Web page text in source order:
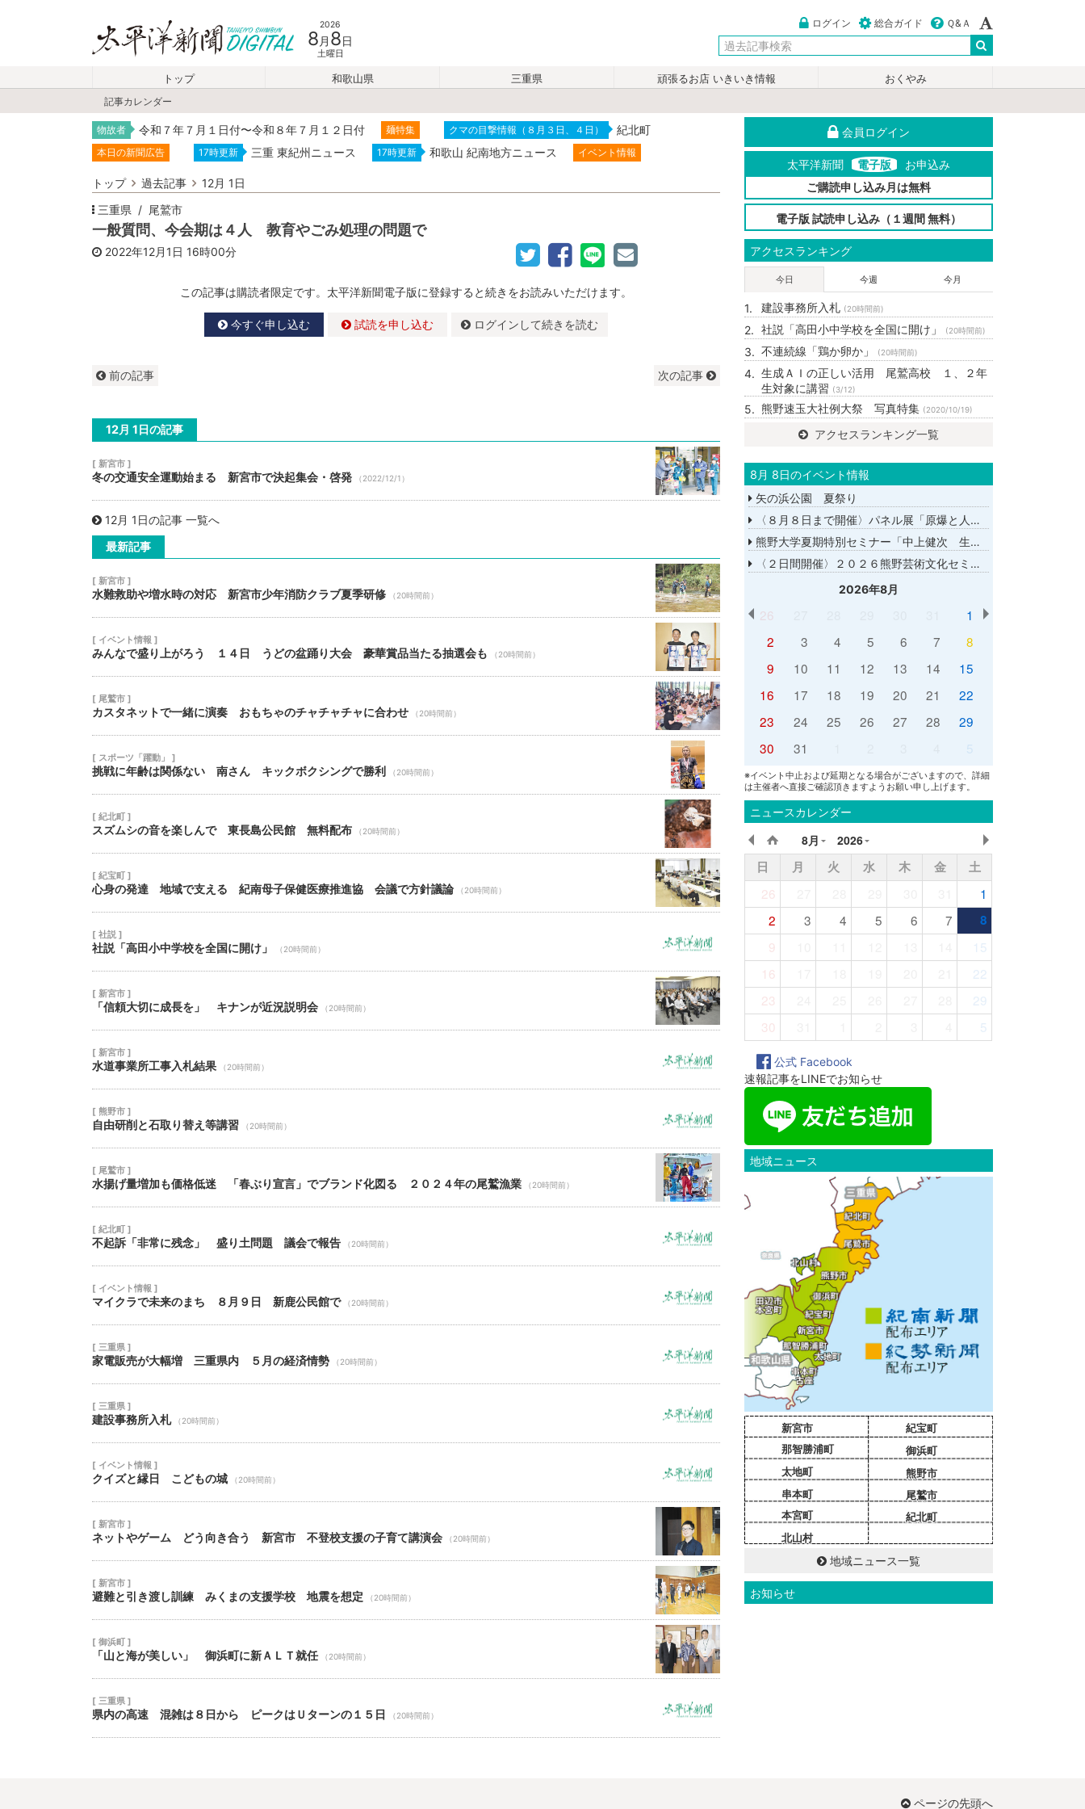
2026
8 月 8日
土曜日
ログイン 総合ガイド Ｑ&Ａ
トップ 和歌山県 三重県 頑張るお店 いきいき情報
おくやみ
記事カレンダー
物故者 令和７年７月１日付〜令和８年７月１２日付 麺特集 クマの目撃情報（８月３日、４日） 紀北町
本日の新聞広告 17時更新 三重 東紀州ニュース 17時更新 和歌山 紀南地方ニュース イベント情報
トップ 過去記事
12月 1日
三重県
尾鷲市
一般質問、今会期は４人 教育やごみ処理の問題で
2022年12月1日 16時00分
この記事は購読者限定です。太平洋新聞電子版に登録すると続きをお読みいただけます。
今すぐ申し込む 試読を申し込む ログインして続きを読む
前の記事 次の記事
12月 1日の記事
[ 新宮市 ]
冬の交通安全運動始まる 新宮市で決起集会・啓発 （2022/12/1）
12月 1日の記事 一覧へ
最新記事
[ 新宮市 ]
水難救助や増水時の対応 新宮市少年消防クラブ夏季研修 （20時間前）
[ イベント情報 ]
みんなで盛り上がろう １４日 うどの盆踊り大会 豪華賞品当たる抽選会も （20時間前）
[ 尾鷲市 ]
カスタネットで一緒に演奏 おもちゃのチャチャチャに合わせ （20時間前）
[ スポーツ「躍動」 ]
挑戦に年齢は関係ない 南さん キックボクシングで勝利 （20時間前）
[ 紀北町 ]
スズムシの音を楽しんで 東長島公民館 無料配布 （20時間前）
[ 紀宝町 ]
心身の発達 地域で支える 紀南母子保健医療推進協 会議で方針議論 （20時間前）
[ 社説 ]
社説「高田小中学校を全国に開け」 （20時間前）
[ 新宮市 ]
「信頼大切に成長を」 キナンが近況説明会 （20時間前）
[ 新宮市 ]
水道事業所工事入札結果 （20時間前）
[ 熊野市 ]
自由研削と石取り替え等講習 （20時間前）
[ 尾鷲市 ]
水揚げ量増加も価格低迷 「春ぶり宣言」でブランド化図る ２０２４年の尾鷲漁業 （20時間前）
[ 紀北町 ]
不起訴「非常に残念」 盛り土問題 議会で報告 （20時間前）
[ イベント情報 ]
マイクラで未来のまち ８月９日 新鹿公民館で （20時間前）
[ 三重県 ]
家電販売が大幅増 三重県内 ５月の経済情勢 （20時間前）
[ 三重県 ]
建設事務所入札 （20時間前）
[ イベント情報 ]
クイズと縁日 こどもの城 （20時間前）
[ 新宮市 ]
ネットやゲーム どう向き合う 新宮市 不登校支援の子育て講演会 （20時間前）
[ 新宮市 ]
避難と引き渡し訓練 みくまの支援学校 地震を想定 （20時間前）
[ 御浜町 ]
「山と海が美しい」 御浜町に新ＡＬＴ就任 （20時間前）
[ 三重県 ]
県内の高速 混雑は８日から ピークはＵターンの１５日 （20時間前）
会員ログイン
太平洋新聞 電子版
お申込み
ご購読申し込み月は無料
電子版 試読申し込み（１週間 無料）
アクセスランキング
今日 今週 今月
建設事務所入札 (20時間前)
社説「高田小中学校を全国に開け」 (20時間前)
不連続線「鶏か卵か」 (20時間前)
生成ＡＩの正しい活用 尾鷲高校 １、２年
生対象に講習 (3/12)
熊野速玉大社例大祭 写真特集 (2020/10/19)
アクセスランキング一覧
8月 8日のイベント情報
矢の浜公園 夏祭り
〈８月８日まで開催〉パネル展「原爆と人間展」
熊野大学夏期特別セミナー「中上健次 生誕８０年－時代へのまなざし－」
〈２日間開催〉２０２６熊野芸術文化セミナー
2026年8月
26
1
2
3 4 5 6 7
8
9
10 11 12 13 14
15
16
17 18 19 20 21
22
23
24 25 26 27 28
29
30
31 5
※イベント中止および延期となる場合がございますので、詳細
は主催者へ直接ご確認頂きますようお願い申し上げます。
ニュースカレンダー
8月 2026
日 月 火 水 木 金
土
26
1
2
3 4 5 6 7
8
9
15
16
22
23
29
30
5
公式 Facebook
速報記事をLINEでお知らせ
地域ニュース
新宮市
那智勝浦町
太地町
串本町
本宮町
北山村
紀宝町
御浜町
熊野市
尾鷲市
紀北町
地域ニュース一覧
お知らせ
ページの先頭へ